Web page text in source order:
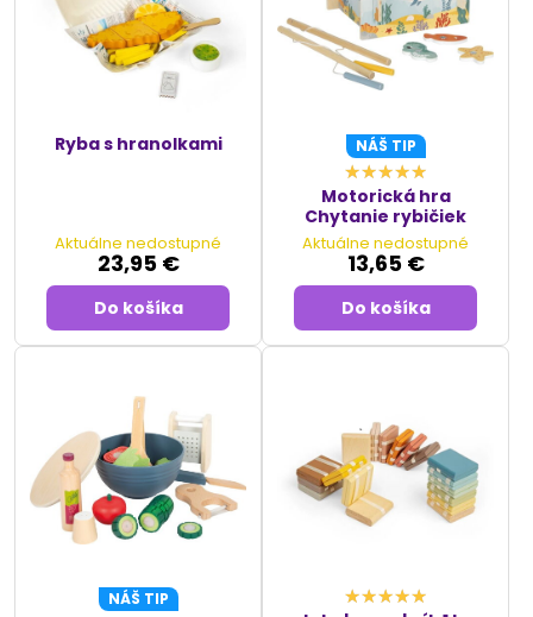
Ryba s hranolkami
Aktuálne nedostupné
23,95 €
Do košíka
NÁŠ TIP
Motorická hra
Chytanie rybičiek
Aktuálne nedostupné
13,65 €
Do košíka
NÁŠ TIP